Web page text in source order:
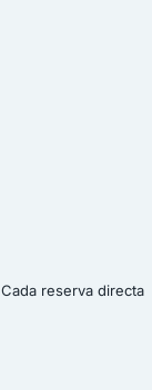
Cada reserva directa